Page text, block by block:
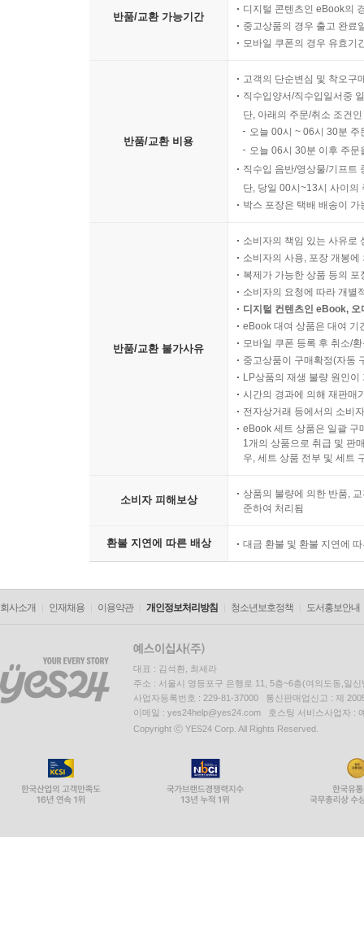
반품/교환 가능기간
디지털 콘텐츠인 eBook의
중고상품의 경우 출고 완료
모바일 쿠폰의 경우 유효기
반품/교환 비용
고객의 단순변심 및 착오구
직수입양서/직수입일서중
단, 아래의 주문/취소 조건
오늘 00시 ~ 06시 30분
오늘 06시 30분 이후 주
직수입 음반/영상물/기프트
단, 당일 00시~13시 사이의
박스 포장은 택배 배송이
반품/교환 불가사유
소비자의 책임 있는 사유로
소비자의 사용, 포장 개봉
복제가 가능한 상품 등의
소비자의 요청에 따라 개별
디지털 컨텐츠인 eBook,
eBook 대여 상품은 대여 기
모바일 쿠폰 등록 후 취소/
중고상품이 구매확정(자동
LP상품의 재생 불량 원인
시간의 경과에 의해 재판매
전자상거래 등에서의 소비
eBook 세트 상품은 일괄 구
1개의 상품으로 취급 및 판
우, 세트 상품 전부 및 세트
소비자 피해보상
상품의 불량에 의한 반품,
준하여 처리됨
환불 지연에 따른 배상 대금 환불 및 환불 지연에
회사소개 인재채용 이용약관 개인정보처리방침 청소년보호정책 도서홍보안내
대표 : 김석환, 최세라
주소 : 서울시 영등포구 은행로 11, 5층~6층(여의도동,일신
사업자등록번호 : 229-81-37000 통신판매업신고 : 제
이메일 : yes24help@yes24.com 호스팅 서비스사업자 :
Copyright ⓒ YES24 Corp. All Rights Reserved.